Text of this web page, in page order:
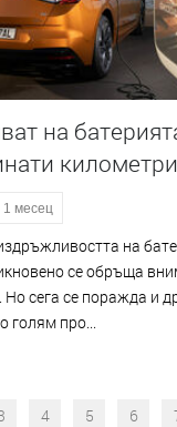
на
километри
1 месец
на
се обръща
сега се поражда и
голям про...
4 5 6